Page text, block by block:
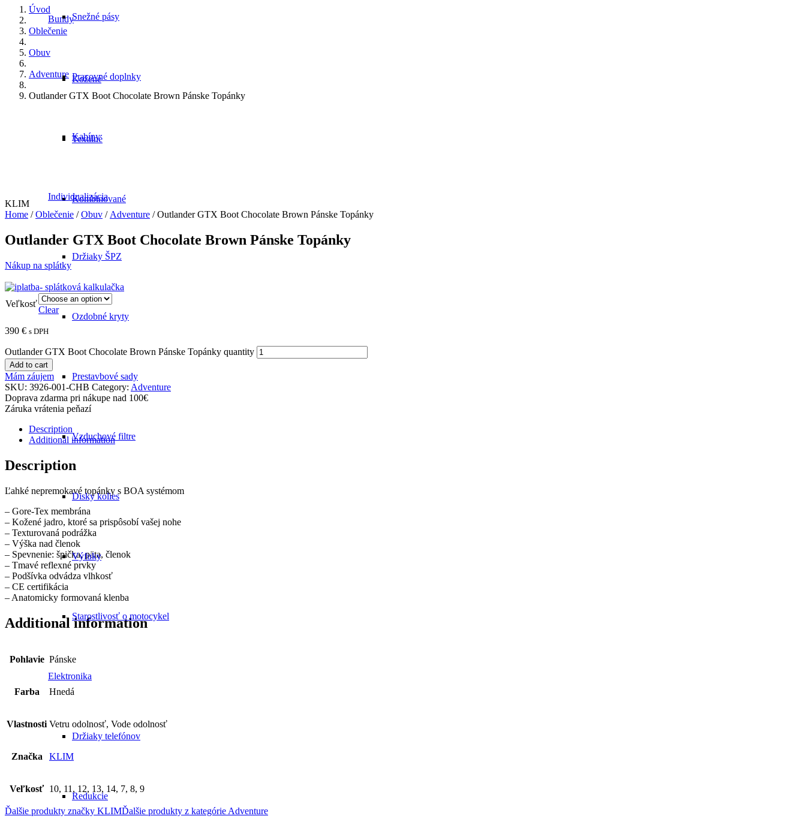
Bundy
Kožené
Textilné
Kombinované
Snežné pásy
Pracovné doplnky
Kabíny
Individualizácia
Držiaky ŠPZ
Ozdobné kryty
Prestavbové sady
Vzduchové filtre
Disky kolies
Výfuky
Starostlivosť o motocykel
Elektronika
Držiaky telefónov
Redukcie
Úvod
Oblečenie
Obuv
Adventure
Outlander GTX Boot Chocolate Brown Pánske Topánky
KLIM
Home /Oblečenie /Obuv / Adventure / Outlander GTX Boot Chocolate Brown Pánske Topánky
Outlander GTX Boot Chocolate Brown Pánske Topánky
Nákup na splátky
Veľkosť
Clear
390 € s DPH
Outlander GTX Boot Chocolate Brown Pánske Topánky quantity
Add to cart
Mám záujem
SKU: 3926-001-CHB Category: Adventure
Doprava zdarma pri nákupe nad 100€
Záruka vrátenia peňazí
Description
Additional information
Description
Ľahké nepremokavé topánky s BOA systémom
– Gore-Tex membrána
– Kožené jadro, ktoré sa prispôsobí vašej nohe
– Texturovaná podrážka
– Výška nad členok
– Spevnenie: špička, päta, členok
– Tmavé reflexné prvky
– Podšívka odvádza vlhkosť
– CE certifikácia
– Anatomicky formovaná klenba
Additional information
Pohlavie Pánske
Farba Hnedá
Vlastnosti Vetru odolnosť, Vode odolnosť
Značka KLIM
Veľkosť 10, 11, 12, 13, 14, 7, 8, 9
Ďalšie produkty značky KLIMĎalšie produkty z kategórieAdventure